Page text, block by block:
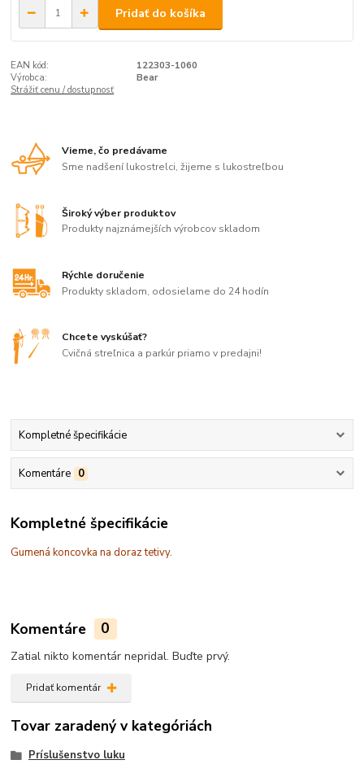
Pridať do košíka
EAN kód:
122303-1060
Výrobca:
Bear
Strážiť cenu / dostupnosť
Vieme, čo predávame
Sme nadšení lukostrelci, žijeme s lukostreľbou
Široký výber produktov
Produkty najznámejších výrobcov skladom
Rýchle doručenie
Produkty skladom, odosielame do 24 hodín
Chcete vyskúšať?
Cvičná streľnica a parkúr priamo v predajni!
Kompletné špecifikácie
Komentáre 0
Kompletné špecifikácie
Gumená koncovka na doraz tetivy.
Komentáre 0
Zatial nikto komentár nepridal. Buďte prvý.
Pridať komentár
Tovar zaradený v kategóriách
Príslušenstvo luku